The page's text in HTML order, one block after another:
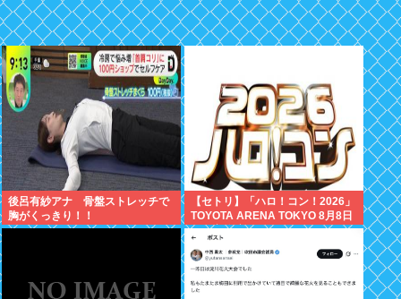
後呂有紗アナ 骨盤ストレッチで
胸がくっきり！！
【セトリ】「ハロ！コン！2026」
TOYOTA ARENA TOKYO 8月8日
昼・夜公演セットリス